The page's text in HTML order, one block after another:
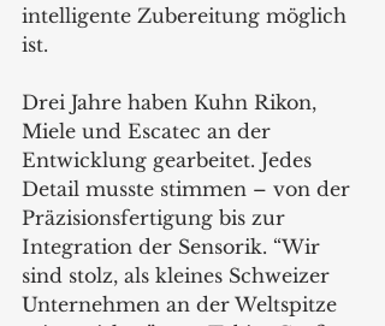
intelligente Zubereitung möglich
ist.
Drei Jahre haben Kuhn Rikon,
Miele und Escatec an der
Entwicklung gearbeitet. Jedes
Detail musste stimmen – von der
Präzisionsfertigung bis zur
Integration der Sensorik. “Wir
sind stolz, als kleines Schweizer
Unternehmen an der Weltspitze